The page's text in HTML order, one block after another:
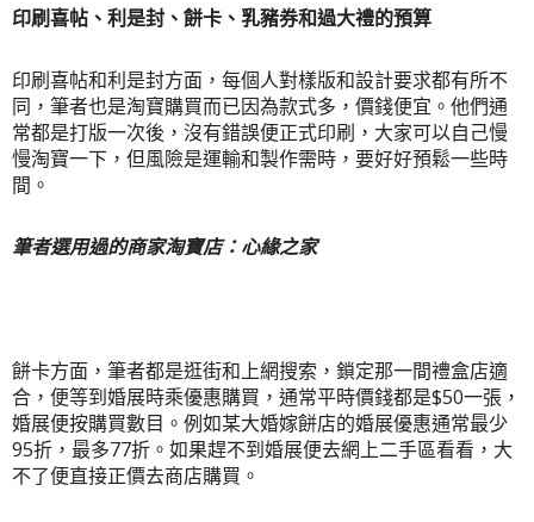
印刷喜帖、利是封、餅卡、乳豬券和過大禮的預算
印刷喜帖和利是封方面，每個人對樣版和設計要求都有所不
同，筆者也是淘寶購買而已因為款式多，價錢便宜。他們通
常都是打版一次後，沒有錯誤便正式印刷，大家可以自己慢
慢淘寶一下，但風險是運輸和製作需時，要好好預鬆一些時
間。
筆者選用過的商家淘寶店：心緣之家
餅卡方面，筆者都是逛街和上網搜索，鎖定那一間禮盒店適
合，便等到婚展時乘優惠購買，通常平時價錢都是$50一張，
婚展便按購買數目。例如某大婚嫁餅店的婚展優惠通常最少
95折，最多77折。如果趕不到婚展便去網上二手區看看，大
不了便直接正價去商店購買。